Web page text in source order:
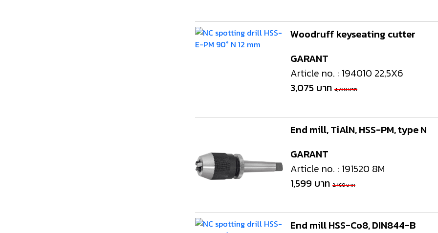
GARANT
Woodruff keyseating cutter
Article no. : 194010 22,5X6
3,075 บาท 4,730 บาท
GARANT
End mill, TiAlN, HSS-PM, type N
Article no. : 191520 8M
1,599 บาท 2,460 บาท
End mill HSS-Co8, DIN844-B